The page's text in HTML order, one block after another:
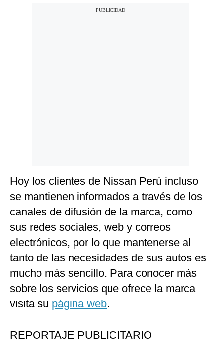
Hoy los clientes de Nissan Perú incluso
se mantienen informados a través de los
canales de difusión de la marca, como
sus redes sociales, web y correos
electrónicos, por lo que mantenerse al
tanto de las necesidades de sus autos es
mucho más sencillo. Para conocer más
sobre los servicios que ofrece la marca
visita su página web.
REPORTAJE PUBLICITARIO